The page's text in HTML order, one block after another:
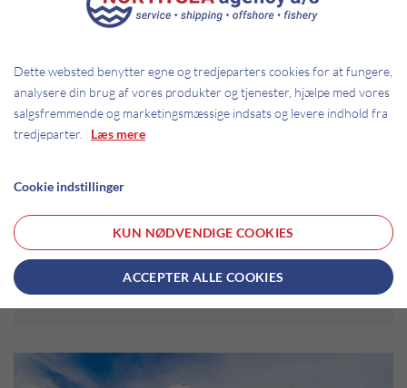
ROLLEN AF SØFRAGTSPEDITIONSTJENESTER I
INTERNATIONAL HANDELS¬COMPLIANCE
Dette websted benytter egne og tredjeparters cookies for at fungere,
analysere din brug af vores produkter og tjenester, hjælpe med vores
salgsfremmende og marketingsmæssige indsats og levere indhold fra
tredjeparter. Læs mere
Cookie indstillinger
KUN NØDVENDIGE COOKIES
ACCEPTER ALLE COOKIES